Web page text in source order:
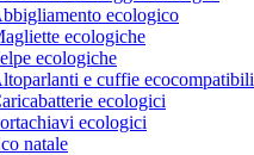
ecologico
ecologiche
ecologiche
e cuffie ecocompatibili
ecologici
ecologici
natale